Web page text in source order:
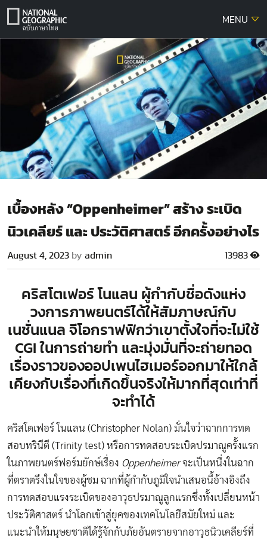
Skip
MENU
เบื้องหลัง “Oppenheimer” สร้าง ระเบิด
นิวเคลียร์ และ ประวัติศาสตร์ อีกครั้งอย่างไร
August 4, 2023 by admin 13983
คริสโตเฟอร์ โนแลน ผู้กำกับชื่อดังแห่ง
วงการภาพยนตร์ได้ให้สัมภาษณ์กับ
เนชั่นแนล จีโอกราฟฟิกว่าเขาตั้งใจที่จะไม่ใช้
CGI ในการถ่ายทำ และมุ่งมั่นที่จะถ่ายทอด
เรื่องราวของออปเพนไฮเมอร์ออกมาให้ใกล้
เคียงกับเรื่องที่เกิดขึ้นจริงให้มากที่สุดเท่าที่
จะทำได้
คริสโตเฟอร์ โนแลน (Christopher Nolan) มั่นใจว่าฉากการทด
สอบทรินีตี (Trinity test) หรือการทดสอบระเบิดปรมาณูครั้งแรก
ในภาพยนตร์ฟอร์มยักษ์เรื่อง Oppenheimerจะเป็นหนึ่งในฉาก
ที่ตราตรึงในใจของผู้ชม ฉากที่ผู้กำกับภูมิใจนำเสนอนี้อ้างอิงถึง
การทดสอบแรงระเบิดของอาวุธปรมาณูลูกแรกซึ่งทั้งเปลี่ยนหน้า
ประวัติศาสตร์ นำโลกเข้าสู่ยุคของเทคโนโลยีสมัยใหม่ และ
แนะนำให้มนุษยชาติได้รู้จักกับภัยอันตรายจากอาวุธนิวเคลียร์ที่